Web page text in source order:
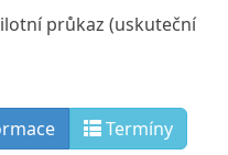
průkaz (uskuteční
rmace Termíny